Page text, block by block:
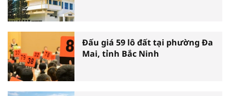
Đấu giá 59 lô đất tại phường Đa
Mai, tỉnh Bắc Ninh